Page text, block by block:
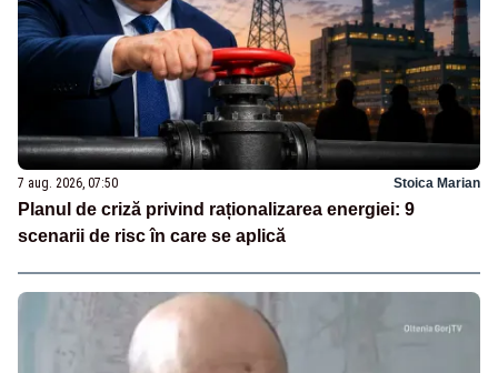
7 aug. 2026, 07:50 Stoica Marian
Planul de criză privind raționalizarea energiei: 9
scenarii de risc în care se aplică